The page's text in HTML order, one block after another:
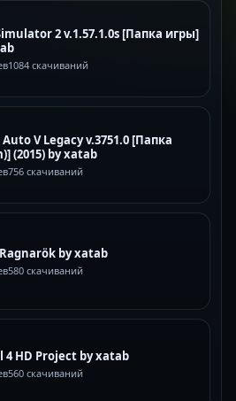
2 v.1.57.1.0s [Папка игры]
1084 скачиваний
V Legacy v.3751.0 [Папка
(2015) by xatab
756 скачиваний
by xatab
580 скачиваний
4 HD Project by xatab
560 скачиваний